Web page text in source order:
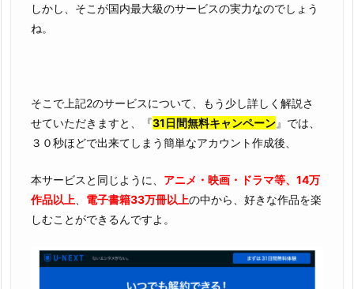
しかし、そこが国内最大級のサービスの実力なのでしょう
ね。
そこで上記2のサービスについて、もう少し詳しく解説さ
せていただきますと、『31日間無料キャンペーン』では、
３０秒ほどで出来てしまう簡単なアカウント作成後、
本サービスと同じように、 アニメ・映画・ドラマ等、14万
作品以上
電子書籍33万冊以上の中から、好きな作品を楽
しむことができるんですよ。